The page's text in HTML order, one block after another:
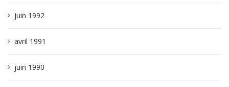
juin 1992
avril 1991
juin 1990